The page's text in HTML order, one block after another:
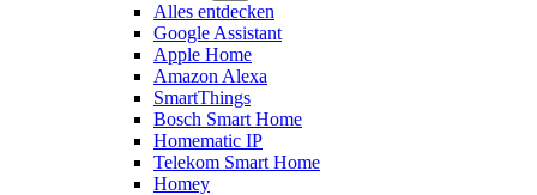
Alles entdecken
Google Assistant
Apple Home
Amazon Alexa
SmartThings
Bosch Smart Home
Homematic IP
Telekom Smart Home
Homey